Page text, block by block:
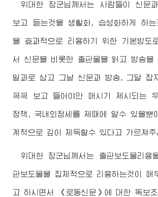
위대한 장군님 께서는 사람들이 신문
보고 듣는것을 생활화, 습성화하게 하는
을 효과적으로 리용하기 위한 기본방도
서 신문을 비롯한 출판물을 읽고 방송을
일과로 삼고 그날 신문과 방송, 그달 잡
꼭꼭 보고 들어야만 매시기 제시되는
정책, 국내외정세를 제때에 알수 있을뿐
계적으로 깊이 체득할수 있다고 가르쳐주
위대한 장군님 께서는 출판보도물리용
판보도물을 집체적으로 리용하는것이 매
고 하시면서 《로동신문》에 대한 독보